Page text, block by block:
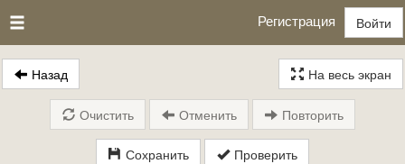
Регистрация Войти
Назад На весь экран
Сохранить Проверить
Очистить Отменить Повторить